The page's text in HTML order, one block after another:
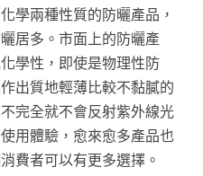
學兩種性質的防曬產品，
居多。市面上的防曬產
學性，即使是物理性防
出質地輕薄比較不黏膩的
完全就不會反射紫外線光
用體驗，愈來愈多產品也
費者可以有更多選擇。